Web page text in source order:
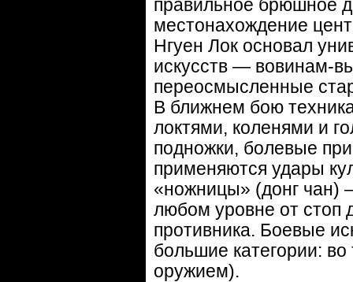
правильное брюшное
местонахождение
Нгуен Лок основал
искусств — вовинам-
переосмысленные
В ближнем бою
локтями, коленями и
подножки, болевые
применяются удары
«ножницы» (донг чан)
любом уровне от стоп
противника. Боевые
большие категории:
оружием).